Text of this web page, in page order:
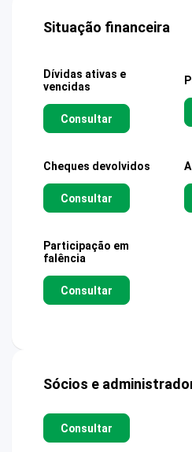
Situação financeira
Dívidas ativas e
vencidas
Consultar
Cheques devolvidos
Consultar
Participação em
falência
Consultar
Sócios e
Consultar